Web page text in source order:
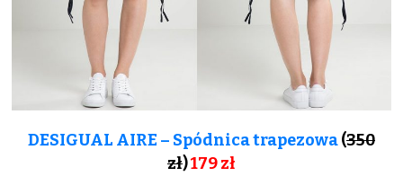
DESIGUAL AIRE – Spódnica trapezowa(350
zł)179zł